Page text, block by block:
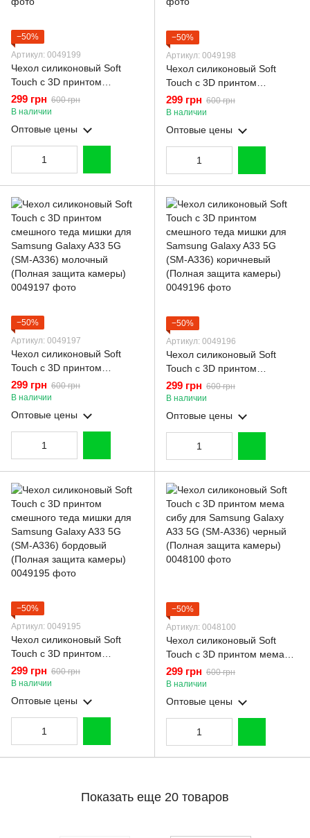
−50%
Артикул: 0049199
Чехол силиконовый Soft
Touch с 3D принтом
смешного теда мишки для
Samsung Galaxy A33 5G
(SM-A336) черный (Полная
защита камеры)
299 грн 600 грн
В наличии
Оптовые цены
−50%
Артикул: 0049198
Чехол силиконовый Soft
Touch с 3D принтом
смешного теда мишки для
Samsung Galaxy A33 5G
(SM-A336) розовый (Полная
защита камеры)
299 грн 600 грн
В наличии
Оптовые цены
−50%
Артикул: 0049197
Чехол силиконовый Soft
Touch с 3D принтом
смешного теда мишки для
Samsung Galaxy A33 5G
(SM-A336) молочный
(Полная защита камеры)
299 грн 600 грн
В наличии
Оптовые цены
−50%
Артикул: 0049196
Чехол силиконовый Soft
Touch с 3D принтом
смешного теда мишки для
Samsung Galaxy A33 5G
(SM-A336) коричневый
(Полная защита камеры)
299 грн 600 грн
В наличии
Оптовые цены
−50%
Артикул: 0049195
Чехол силиконовый Soft
Touch с 3D принтом
смешного теда мишки для
Samsung Galaxy A33 5G
(SM-A336) бордовый
(Полная защита камеры)
299 грн 600 грн
В наличии
Оптовые цены
−50%
Артикул: 0048100
Чехол силиконовый Soft
Touch с 3D принтом мема
сибу для Samsung Galaxy
A33 5G (SM-A336) черный
(Полная защита камеры)
299 грн 600 грн
В наличии
Оптовые цены
Показать еще 20 товаров